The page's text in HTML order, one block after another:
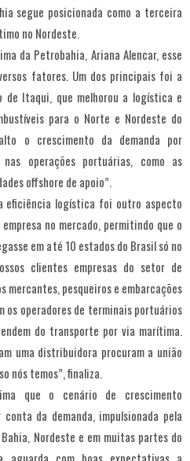
segue posicionada como a terceira
no Nordeste.
da Petrobahia, Ariana Alencar, esse
fatores. Um dos principais foi a
de Itaqui, que melhorou a logística e
para o Norte e Nordeste do
o crescimento da demanda por
operações portuárias, como as
offshore de apoio”.
eficiência logística foi outro aspecto
no mercado, permitindo que o
em até 10 estados do Brasil só no
clientes empresas do setor de
mercantes, pesqueiros e embarcações
os operadores de terminais portuários
do transporte por via marítima.
uma distribuidora procuram a união
nós temos”, finaliza.
que o cenário de crescimento
da demanda, impulsionada pela
Nordeste e em muitas partes do